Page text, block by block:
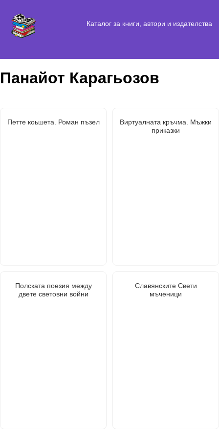
Каталог за книги, автори и издателства
Панайот Карагьозов
Петте коьшета. Роман пъзел
Виртуалната кръчма. Мъжки
приказки
Полската поезия между
двете световни войни
Славянските Свети
мъченици